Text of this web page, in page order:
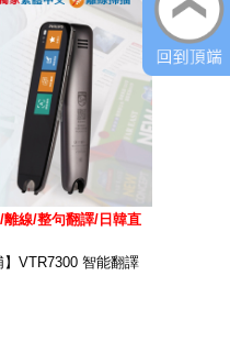
離線/整句翻譯/日韓直
】VTR7300 智能翻譯